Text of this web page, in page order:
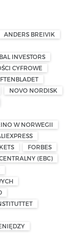
ANDERS BREIVIK
INVESTORS
CYFROWE
NOVO NORDISK
W NORWEGII
FORBES
(EBC)